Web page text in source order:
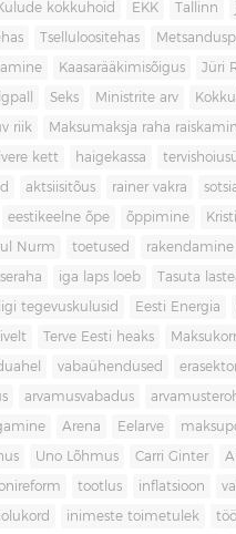
kokkuhoid EKK Tallinn
Tselluloositehas
Kaasarääkimisõigus Jüri
Seks Ministrite arv
riik Maksumaksja raha
kett haigekassa
aktsiisitõus rainer vakra
eestikeelne õpe õppimine
Nurm toetused rakendamine
iga laps loeb Tasuta
tegevuskulusid Eesti Energia
Terve Eesti heaks
vabaühendused
arvamusvabadus
Arena Eelarve
Uno Lõhmus Carri Ginter
tootlus inflatsioon
inimeste toimetulek töö